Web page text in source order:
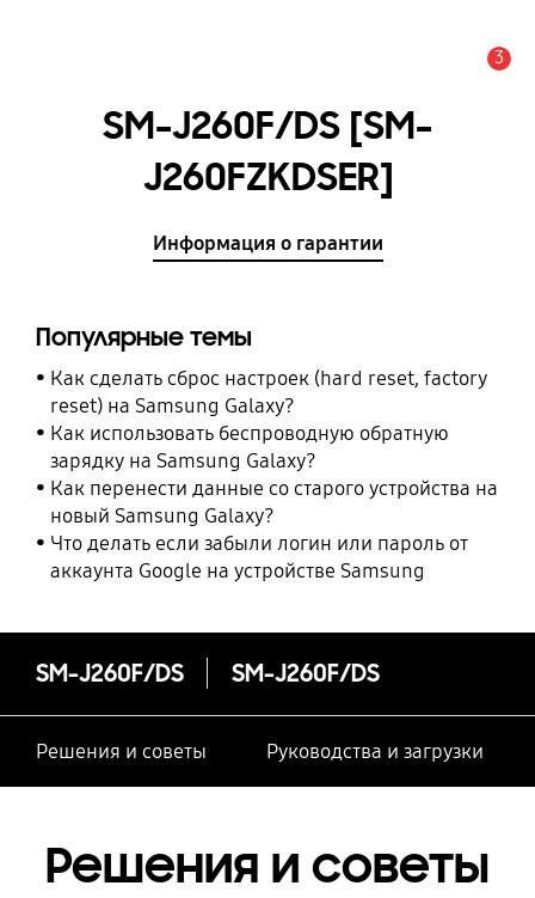
3
SM-J260F/DS [SM-
J260FZKDSER]
Информация о гарантии
Популярные темы
Как сделать сброс настроек (hard reset, factory
reset) на Samsung Galaxy?
Как использовать беспроводную обратную
зарядку на Samsung Galaxy?
Как перенести данные со старого устройства на
новый Samsung Galaxy?
Что делать если забыли логин или пароль от
аккаунта Google на устройстве Samsung
SM-J260F/DS SM-J260F/DS
Решения и советы Руководства и загрузки
Решения и советы